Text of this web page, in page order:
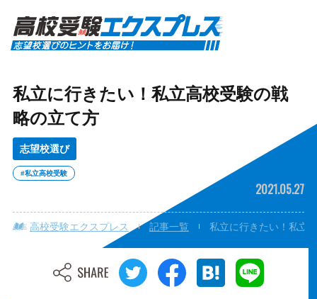
私立に行きたい！私立高校受験の戦
略の立て方
志望校選び
#私立高校受験
2021.05.27
高校受験エクスプレス 記事一覧 私立に行きたい！私立